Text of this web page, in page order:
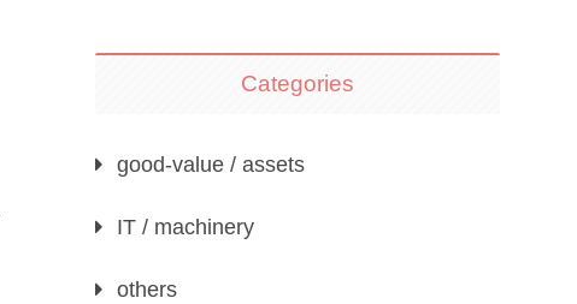
Categories
good-value / assets
IT / machinery
others